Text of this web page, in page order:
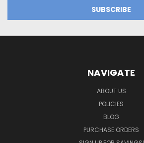
NAVIGATE
ABOUT US
POLICIES
BLOG
PURCHASE ORDERS